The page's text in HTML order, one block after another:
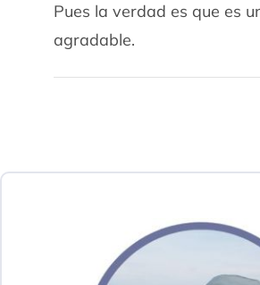
Pues la verdad es que es
agradable.